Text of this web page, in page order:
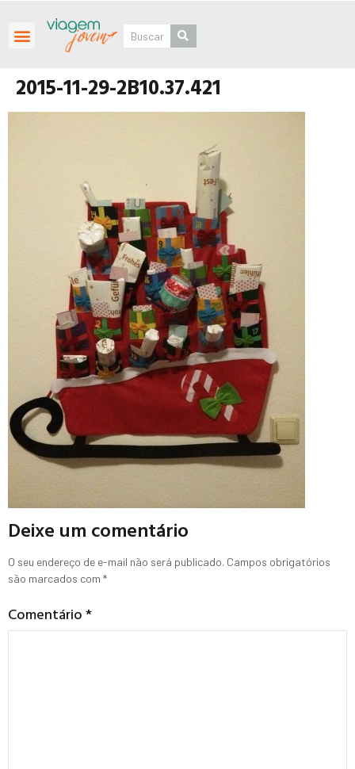
2015-11-29-2B10.37.421
Deixe um comentário
O seu endereço de e-mail não será publicado. Campos obrigatórios
são marcados com *
Comentário*